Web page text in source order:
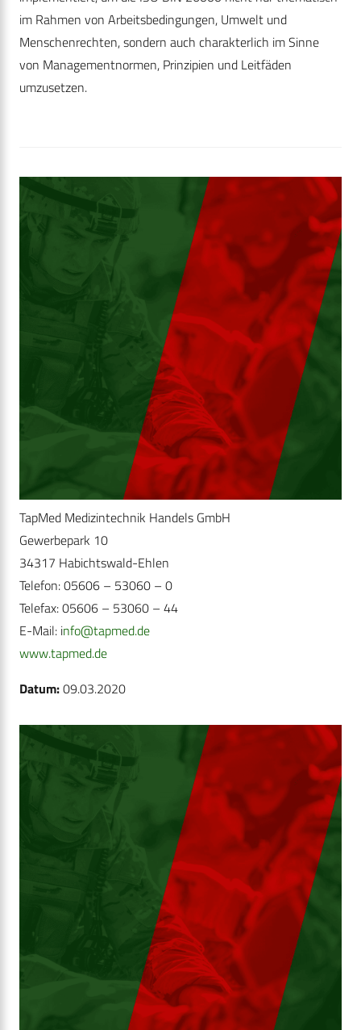
im Rahmen von Arbeitsbedingungen, Umwelt und
Menschenrechten, sondern auch charakterlich im Sinne
von Managementnormen, Prinzipien und Leitfäden
umzusetzen.
TapMed Medizintechnik Handels GmbH
Gewerbepark 10
34317 Habichtswald-Ehlen
Telefon: 05606 – 53060 – 0
Telefax: 05606 – 53060 – 44
E-Mail: info@tapmed.de
www.tapmed.de
Datum:09.03.2020